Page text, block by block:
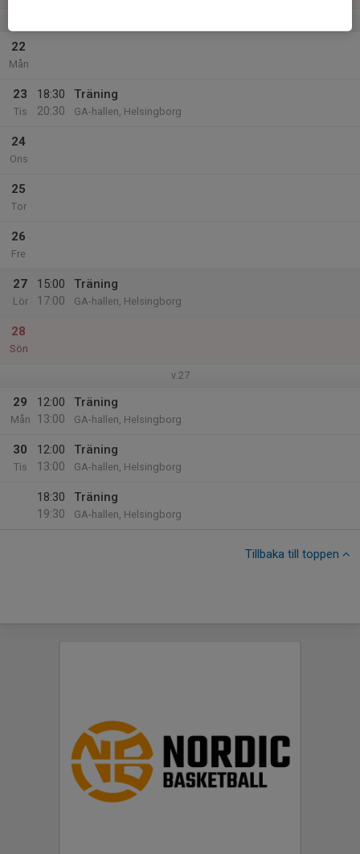
22
Mån
23
Tis
18:30
20:30
Träning
GA-hallen, Helsingborg
24
Ons
25
Tor
26
Fre
27
Lör
15:00
17:00
Träning
GA-hallen, Helsingborg
28
Sön
v.27
29
Mån
12:00
13:00
Träning
GA-hallen, Helsingborg
30
Tis
12:00
13:00
Träning
GA-hallen, Helsingborg
18:30
19:30
Träning
GA-hallen, Helsingborg
Tillbaka till toppen